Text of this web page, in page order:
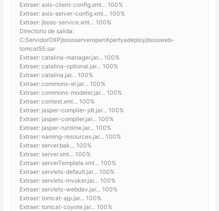
Extraer: axis-client-config.xml… 100%
Extraer: axis-server-config.xml… 100%
Extraer: jboss-service.xml… 100%
Directorio de salida:
C:ServidorOXPjbossserveropenXpertyadeployjbossweb-
tomcat55.sar
Extraer: catalina-manager.jar… 100%
Extraer: catalina-optional.jar… 100%
Extraer: catalina.jar… 100%
Extraer: commons-el.jar… 100%
Extraer: commons-modeler.jar… 100%
Extraer: context.xml… 100%
Extraer: jasper-compiler-jdt.jar… 100%
Extraer: jasper-compiler.jar… 100%
Extraer: jasper-runtime.jar… 100%
Extraer: naming-resources.jar… 100%
Extraer: server.bak… 100%
Extraer: server.xml… 100%
Extraer: serverTemplate.xml… 100%
Extraer: servlets-default.jar… 100%
Extraer: servlets-invoker.jar… 100%
Extraer: servlets-webdav.jar… 100%
Extraer: tomcat-ajp.jar… 100%
Extraer: tomcat-coyote.jar… 100%